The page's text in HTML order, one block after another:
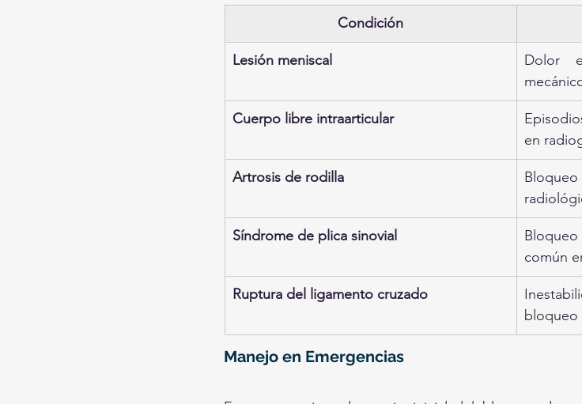
Condición
Lesión meniscal
Dolor
Cuerpo libre intraarticular
en
Artrosis de rodilla
Bloqueo
Síndrome de plica sinovial
común
Ruptura del ligamento cruzado
Manejo en Emergencias